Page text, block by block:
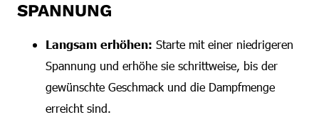
SPANNUNG
Langsam erhöhen: Starte mit einer niedrigeren
Spannung und erhöhe sie schrittweise, bis der
gewünschte Geschmack und die Dampfmenge
erreicht sind.